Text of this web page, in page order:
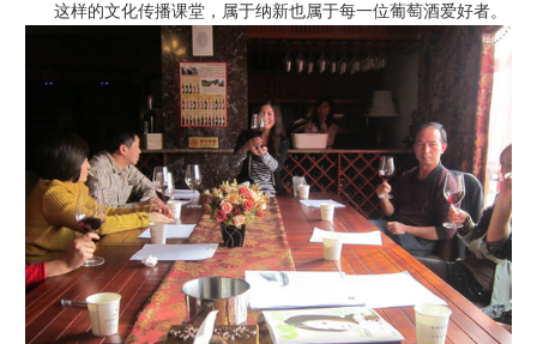
这样的文化传播课堂，属于纳新也属于每一位葡萄酒爱好者。